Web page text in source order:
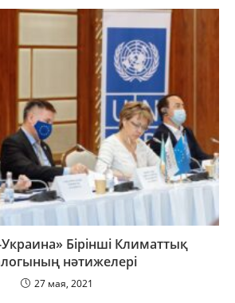
Бірінші Климаттық
нәтижелері
27 мая, 2021